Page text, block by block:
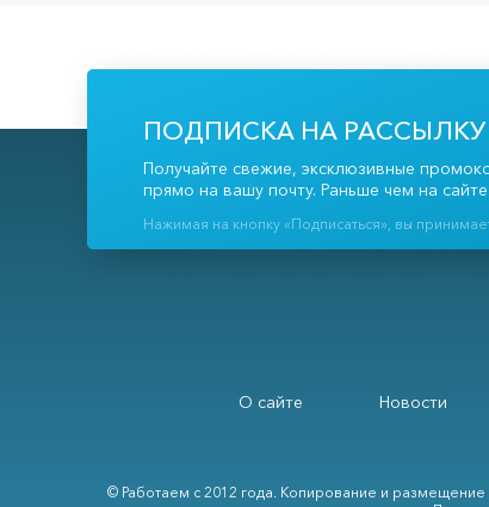
ПОДПИСКА НА РАССЫЛКУ
Получайте свежие, эксклюзивные
прямо на вашу почту. Раньше чем на
Нажимая на кнопку «Подписаться», вы
О сайте Новости
© Работаем с 2012 года. Копирование и